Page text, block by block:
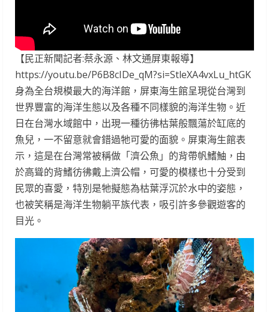
【民正新聞記者:蔡永源、林文通屏東報導】
https://youtu.be/P6B8cIDe_qM?si=StleXA4vxLu_htGK
身為全台規模最大的海洋館，屏東海生館呈現從台灣到
世界豐富的海洋生態以及各種不同樣貌的海洋生物。近
日在台灣水域館中，出現一種彷彿枯葉般飄蕩於缸底的
魚兒，一不留意就會錯過牠可愛的面貌。屏東海生館表
示，這是在台灣常被稱做「濟公魚」的背帶帆鰭鮋，由
於高聳的背鰭彷彿戴上濟公帽，可愛的模樣也十分受到
民眾的喜愛，特別是牠擬態為枯葉浮沉於水中的姿態，
也被笑稱是海洋生物躺平族代表，吸引許多參觀遊客的
目光。